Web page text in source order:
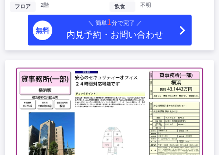
フロア 2階 飲食 不明
無料
＼ 簡単1分で完了 ／
内見予約・お問い合わせ